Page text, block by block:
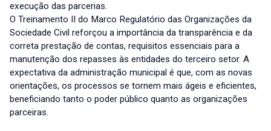
execução das parcerias.
O Treinamento II do Marco Regulatório das Organizações da
Sociedade Civil reforçou a importância da transparência e da
correta prestação de contas, requisitos essenciais para a
manutenção dos repasses às entidades do terceiro setor. A
expectativa da administração municipal é que, com as novas
orientações, os processos se tornem mais ágeis e eficientes,
beneficiando tanto o poder público quanto as organizações
parceiras.